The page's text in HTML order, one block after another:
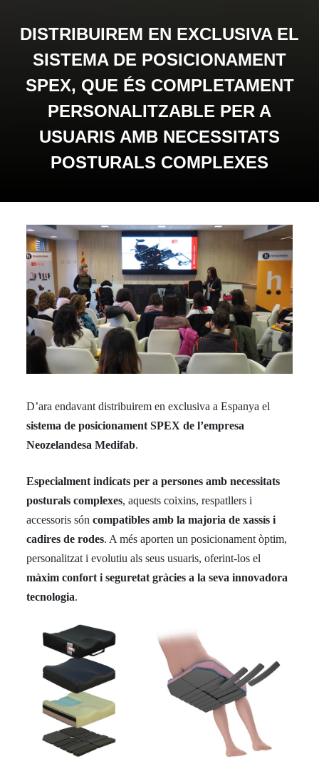
DISTRIBUIREM EN EXCLUSIVA EL
SISTEMA DE POSICIONAMENT
SPEX, QUE ÉS COMPLETAMENT
PERSONALITZABLE PER A
USUARIS AMB NECESSITATS
POSTURALS COMPLEXES
D’ara endavant distribuirem en exclusiva a Espanya el
sistema de posicionament SPEX de l’empresa
Neozelandesa Medifab.
Especialment indicats per a persones amb necessitats
posturals complexes, aquests coixins, respatllers i
accessoris sóncompatibles amb la majoria de xassís i
cadires de rodes. A més aporten un posicionament òptim,
personalitzat i evolutiu als seus usuaris, oferint-los el
màxim confort i seguretat gràcies a la seva innovadora
tecnologia.